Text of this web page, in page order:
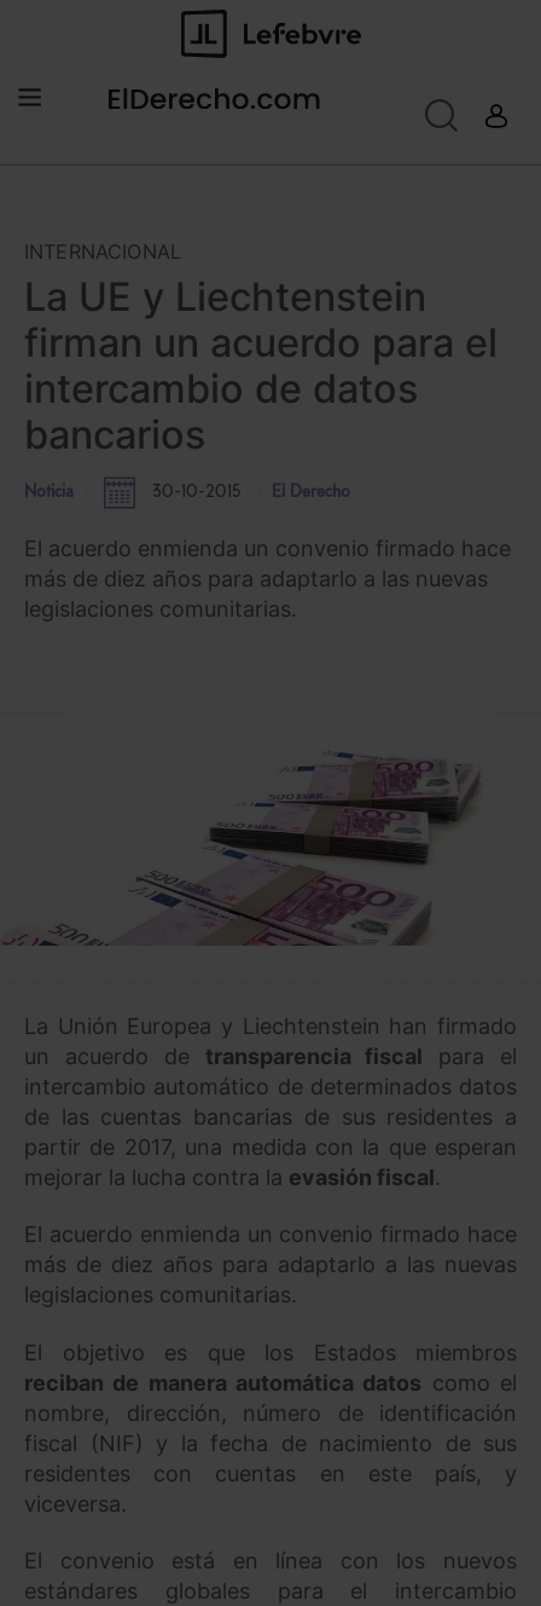
INTERNACIONAL
La UE y Liechtenstein
firman un acuerdo para el
intercambio de datos
bancarios
Noticia 30-10-2015 El Derecho
El acuerdo enmienda un convenio firmado hace
más de diez años para adaptarlo a las nuevas
legislaciones comunitarias.
La Unión Europea y Liechtenstein han firmado
un acuerdo de transparencia fiscal para el
intercambio automático de determinados datos
de las cuentas bancarias de sus residentes a
partir de 2017, una medida con la que esperan
mejorar la lucha contra la evasión fiscal.
El acuerdo enmienda un convenio firmado hace
más de diez años para adaptarlo a las nuevas
legislaciones comunitarias.
El objetivo es que los Estados miembros
reciban de manera automática datos como el
nombre, dirección, número de identificación
fiscal (NIF) y la fecha de nacimiento de sus
residentes con cuentas en este país, y
viceversa.
El convenio está en línea con los nuevos
estándares globales para el intercambio